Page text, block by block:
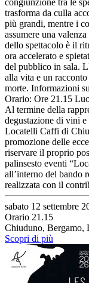
trasforma da culla
più grandi, mentre i
assumere una
dello spettacolo è il
ora accelerato e
del pubblico in sala.
alla vita e un
morte. Informazioni
Orario: Ore 21.15
Al termine della
degustazione di vini
Locatelli Caffi di
promozione delle
riservare il proprio
palinsesto eventi
all’interno del bando
realizzata con il
sabato 12 settembre
Orario 21.15
Chiuduno, Bergamo,
Scopri di più